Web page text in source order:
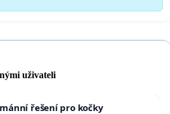
uživateli
řešení pro kočky